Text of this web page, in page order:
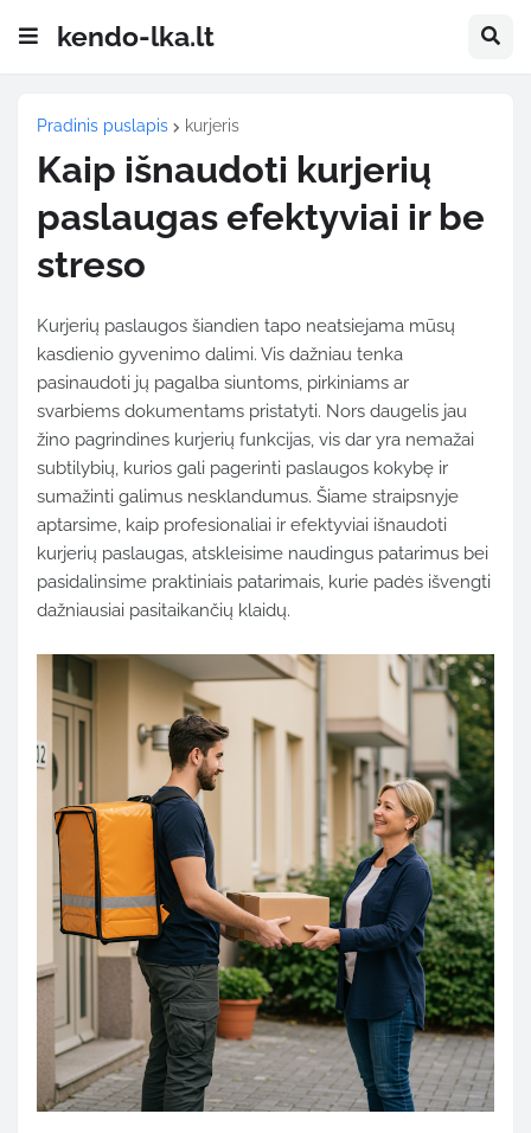
kendo-lka.lt
Pradinis puslapis kurjeris
Kaip išnaudoti kurjerių
paslaugas efektyviai ir be
streso
Kurjerių paslaugos šiandien tapo neatsiejama mūsų
kasdienio gyvenimo dalimi. Vis dažniau tenka
pasinaudoti jų pagalba siuntoms, pirkiniams ar
svarbiems dokumentams pristatyti. Nors daugelis jau
žino pagrindines kurjerių funkcijas, vis dar yra nemažai
subtilybių, kurios gali pagerinti paslaugos kokybę ir
sumažinti galimus nesklandumus. Šiame straipsnyje
aptarsime, kaip profesionaliai ir efektyviai išnaudoti
kurjerių paslaugas, atskleisime naudingus patarimus bei
pasidalinsime praktiniais patarimais, kurie padės išvengti
dažniausiai pasitaikančių klaidų.